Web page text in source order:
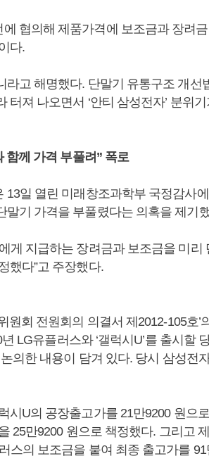
협의해 제품가격에 보조금과 장려
다.
라고 해명했다. 단말기 유통구조 개선
져 나오면서 ‘안티 삼성전자’ 분위
께 가격 부풀려” 폭로
일 열린 미래창조과학부 국정감사
말기 가격을 부풀렸다는 의혹을 제기
게 지급하는 장려금과 보조금을 미리
했다”고 주장했다.
원회 전원회의 의결서 제2012-105호’
LG유플러스와 ‘갤럭시U’를 출시할
의한 내용이 담겨 있다. 당시 삼성전
시U의 공장출고가를 21만9200 원으
25만9200 원으로 책정했다. 그리고
스의 보조금을 붙여 최종 출고가를